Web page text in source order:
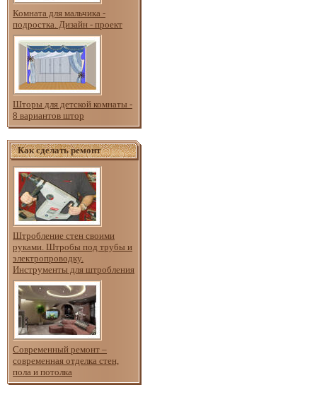
Комната для мальчика -
подростка. Дизайн - проект
Шторы для детской комнаты -
8 вариантов штор
Как сделать ремонт
Штробление стен своими
руками. Штробы под трубы и
электропроводку.
Инструменты для штробления
Современный ремонт –
современная отделка стен,
пола и потолка